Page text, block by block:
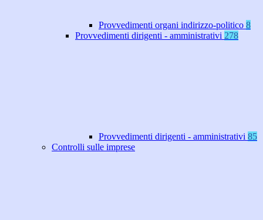
Provvedimenti organi indirizzo-politico 8
Provvedimenti dirigenti - amministrativi 278
Provvedimenti dirigenti - amministrativi 85
Controlli sulle imprese